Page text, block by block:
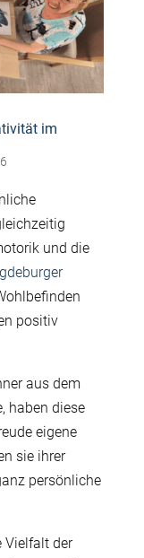
im
und die
positiv
aus dem
haben diese
eigene
sie ihrer
persönliche
Vielfalt der